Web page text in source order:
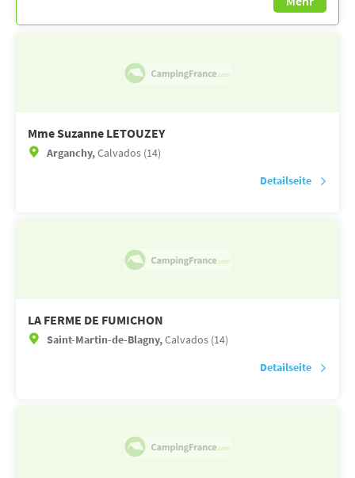
Mme Suzanne LETOUZEY
Arganchy,Calvados (14)
Detailseite
LA FERME DE FUMICHON
Saint-Martin-de-Blagny,Calvados (14)
Detailseite